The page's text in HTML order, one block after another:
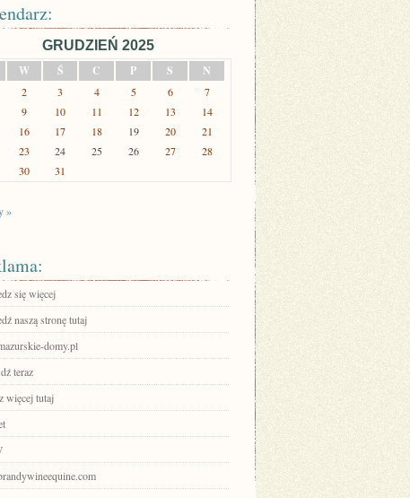
GRUDZIEŃ 2025
W Ś C P S N
2 3 4 5 6
7
9 10 11 12 13
14
16 17 18 19 20
21
23 24 25 26 27
28
30 31
»
się więcej
naszą stronę tutaj
domy.pl
teraz
więcej tutaj